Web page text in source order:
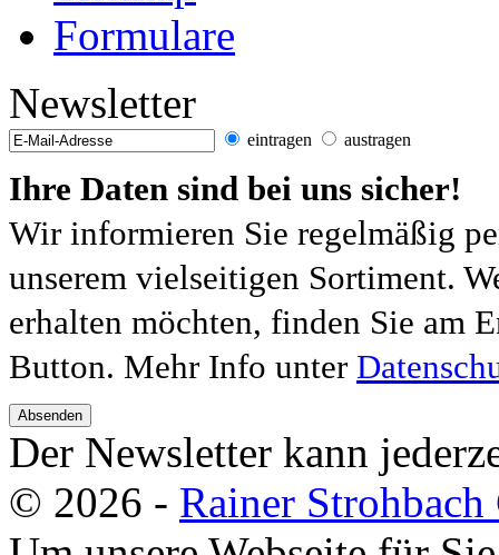
Formulare
Newsletter
eintragen austragen
Ihre Daten sind bei uns sicher!
Wir informieren Sie regelmäßig
unserem vielseitigen Sortiment.
erhalten möchten, finden Sie am
Button. Mehr Info unter
Absenden
Der Newsletter kann
© 2026 - Rainer